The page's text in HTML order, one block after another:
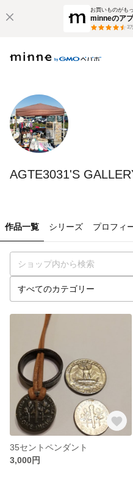
お買いものがも
minneのア
3
AGTE3031'S
作品一覧 シリーズ プロフィ
35セントペンダント
3,000円